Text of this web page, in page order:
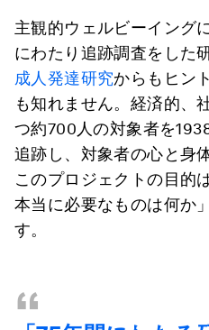
主観的ウェルビーイング
にわたり追跡調査をした
成人発達研究からもヒン
も知れません。経済的、
つ約700人の対象者を
追跡し、対象者の心と身
このプロジェクトの目的
本当に必要なものは何か
す。
“